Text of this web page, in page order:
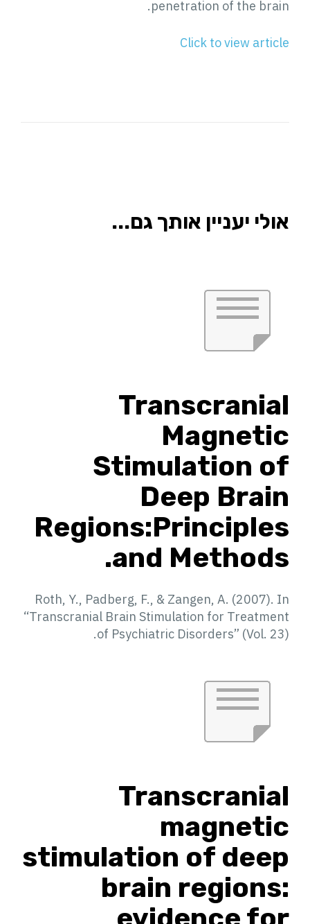
penetration of the brain.
Click to view article
אולי יעניין אותך גם...
Transcranial
Magnetic
Stimulation of
Deep Brain
Regions:Principles
and Methods.
Roth, Y., Padberg, F., & Zangen, A. (2007). In
“Transcranial Brain Stimulation for Treatment
of Psychiatric Disorders” (Vol. 23).
Transcranial
magnetic
stimulation of deep
brain regions: